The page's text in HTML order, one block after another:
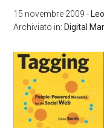
15 novembre 2009 -
Archiviato in: Digital